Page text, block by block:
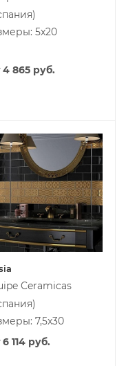
5x20
4 865 руб.
Ceramicas
7,5x30
114 руб.